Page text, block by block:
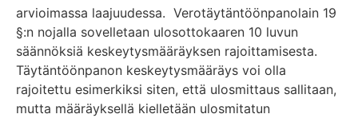
arvioimassa laajuudessa. Verotäytäntöönpanolain 19
§:n nojalla sovelletaan ulosottokaaren 10 luvun
säännöksiä keskeytysmääräyksen rajoittamisesta.
Täytäntöönpanon keskeytysmääräys voi olla
rajoitettu esimerkiksi siten, että ulosmittaus sallitaan,
mutta määräyksellä kielletään ulosmitatun